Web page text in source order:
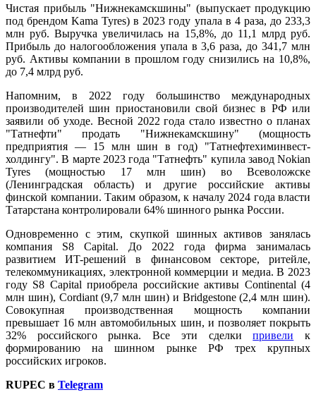
Чистая прибыль "Нижнекамскшины" (выпускает продукцию
под брендом Kama Tyres) в 2023 году упала в 4 раза, до 233,3
млн руб. Выручка увеличилась на 15,8%, до 11,1 млрд руб.
Прибыль до налогообложения упала в 3,6 раза, до 341,7 млн
руб. Активы компании в прошлом году снизились на 10,8%,
до 7,4 млрд руб.
Напомним, в 2022 году большинство международных
производителей шин приостановили свой бизнес в РФ или
заявили об уходе. Весной 2022 года стало известно о планах
"Татнефти" продать "Нижнекамскшину" (мощность
предприятия — 15 млн шин в год) "Татнефтехиминвест-
холдингу". В марте 2023 года "Татнефть" купила завод Nokian
Tyres (мощностью 17 млн шин) во Всеволожске
(Ленинградская область) и другие российские активы
финской компании. Таким образом, к началу 2024 года власти
Татарстана контролировали 64% шинного рынка России.
Одновременно с этим, скупкой шинных активов занялась
компания S8 Capital. До 2022 года фирма занималась
развитием ИT-решений в финансовом секторе, ритейле,
телекоммуникациях, электронной коммерции и медиа. В 2023
году S8 Capital приобрела российские активы Continental (4
млн шин), Cordiant (9,7 млн шин) и Bridgestone (2,4 млн шин).
Совокупная производственная мощность компании
превышает 16 млн автомобильных шин, и позволяет покрыть
32% российского рынка. Все эти сделкипривели к
формированию на шинном рынке РФ трех крупных
российских игроков.
RUPEC в Telegram